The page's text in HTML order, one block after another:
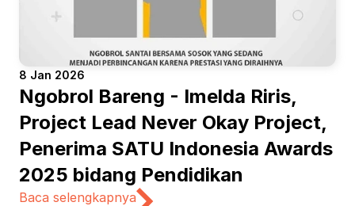
8 Jan 2026
Ngobrol Bareng - Imelda Riris,
Project Lead Never Okay Project,
Penerima SATU Indonesia Awards
2025 bidang Pendidikan
Baca selengkapnya